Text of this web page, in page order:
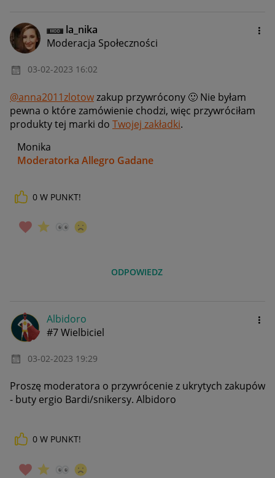
la_nika
Moderacja Społeczności
‎03-02-2023 16:02
@anna2011zlotowzakup przywrócony 🙂 Nie byłam
pewna o które zamówienie chodzi, więc przywróciłam
produkty tej marki do Twojej zakładki.
Monika
Moderatorka Allegro Gadane
0 W PUNKT!
ODPOWIEDZ
Albidoro
#7 Wielbiciel
‎03-02-2023 19:29
Proszę moderatora o przywrócenie z ukrytych zakupów
- buty ergio Bardi/snikersy. Albidoro
0 W PUNKT!